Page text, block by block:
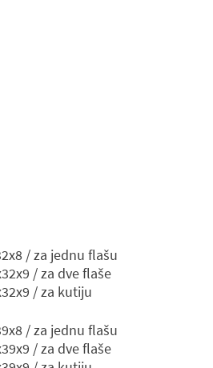
/ za jednu flašu
/ za dve flaše
/ za kutiju
/ za jednu flašu
/ za dve flaše